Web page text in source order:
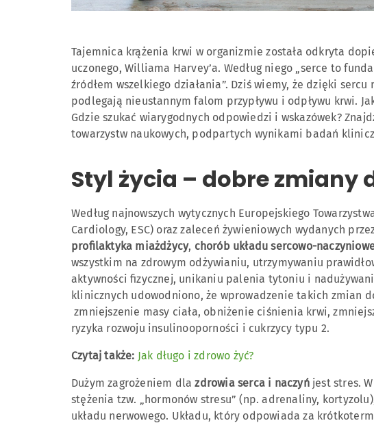
Tajemnica krążenia krwi w organizmie została odkryta
uczonego, Williama Harvey’a. Według niego „serce to
źródłem wszelkiego działania”. Dziś wiemy, że dzięki
podlegają nieustannym falom przypływu i odpływu krwi.
Gdzie szukać wiarygodnych odpowiedzi i wskazówek?
towarzystw naukowych, podpartych wynikami badań
Styl życia – dobre zmiany
Według najnowszych wytycznych Europejskiego
Cardiology, ESC) oraz zaleceń żywieniowych wydanych
profilaktyka miażdżycy, chorób układu sercowo-
wszystkim na zdrowym odżywianiu, utrzymywaniu
aktywności fizycznej, unikaniu palenia tytoniu i
klinicznych udowodniono, że wprowadzenie takich zmian
zmniejszenie masy ciała, obniżenie ciśnienia krwi,
ryzyka rozwoju insulinooporności i cukrzycy typu 2.
Czytaj także: Jak długo i zdrowo żyć?
Dużym zagrożeniem dlazdrowia serca i naczyń jest stres.
stężenia tzw. „hormonów stresu” (np. adrenaliny,
układu nerwowego. Układu, który odpowiada za